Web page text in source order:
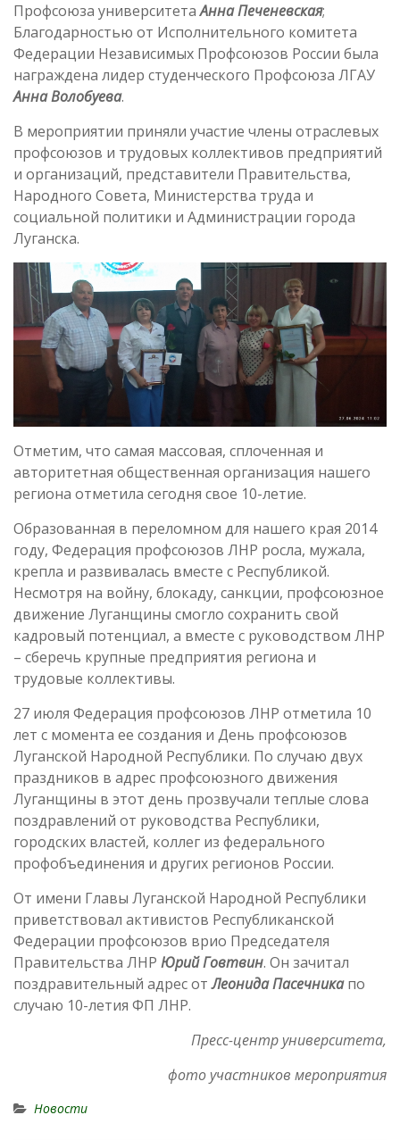
Профсоюза университетаАнна Печеневская;
Благодарностью от Исполнительного комитета
Федерации Независимых Профсоюзов России была
награждена лидер студенческого Профсоюза ЛГАУ
Анна Волобуева.
В мероприятии приняли участие члены отраслевых
профсоюзов и трудовых коллективов предприятий
и организаций, представители Правительства,
Народного Совета, Министерства труда и
социальной политики и Администрации города
Луганска.
Отметим, что самая массовая, сплоченная и
авторитетная общественная организация нашего
региона отметила сегодня свое 10-летие.
Образованная в переломном для нашего края 2014
году, Федерация профсоюзов ЛНР росла, мужала,
крепла и развивалась вместе с Республикой.
Несмотря на войну, блокаду, санкции, профсоюзное
движение Луганщины смогло сохранить свой
кадровый потенциал, а вместе с руководством ЛНР
– сберечь крупные предприятия региона и
трудовые коллективы.
27 июля Федерация профсоюзов ЛНР отметила 10
лет с момента ее создания и День профсоюзов
Луганской Народной Республики. По случаю двух
праздников в адрес профсоюзного движения
Луганщины в этот день прозвучали теплые слова
поздравлений от руководства Республики,
городских властей, коллег из федерального
профобъединения и других регионов России.
От имени Главы Луганской Народной Республики
приветствовал активистов Республиканской
Федерации профсоюзов врио Председателя
Правительства ЛНР Юрий Говтвин. Он зачитал
поздравительный адрес отЛеонида Пасечникапо
случаю 10-летия ФП ЛНР.
Пресс-центр университета,
фото участников мероприятия
Новости